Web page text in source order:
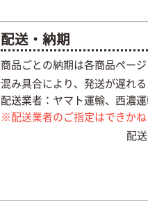
配送・納期
商品ごとの納期は各商品ペー
混み具合により、発送が遅れる
配送業者：ヤマト運輸、西濃
※配送業者のご指定はできか
配